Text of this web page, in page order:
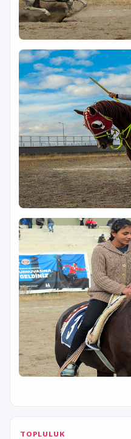
TOPLULUK